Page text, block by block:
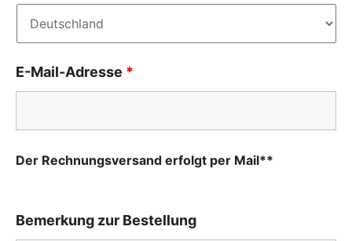
E-Mail-Adresse *
Der Rechnungsversand erfolgt per Mail**
Bemerkung zur Bestellung